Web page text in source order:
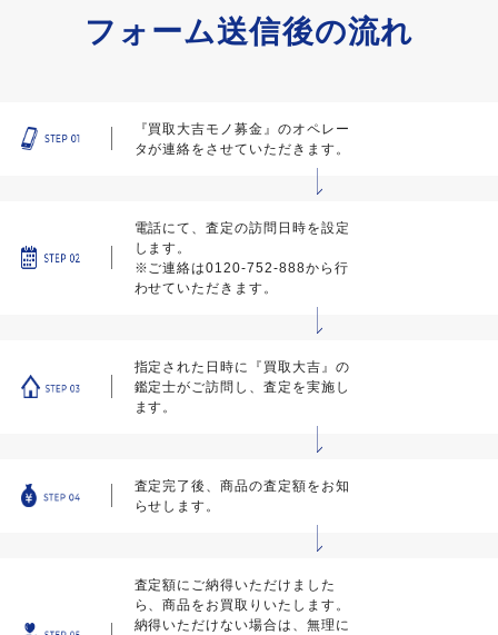
フォーム送信後の流れ
『買取大吉モノ募金』のオペレー
タが連絡をさせていただきます。
電話にて、査定の訪問日時を設定
します。
※ご連絡は0120-752-888から行
わせていただきます。
指定された日時に『買取大吉』の
鑑定士がご訪問し、査定を実施し
ます。
査定完了後、商品の査定額をお知
らせします。
査定額にご納得いただけました
ら、商品をお買取りいたします。
納得いただけない場合は、無理に